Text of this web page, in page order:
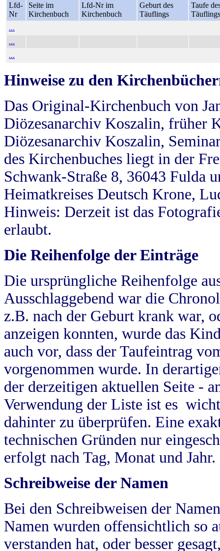
Lfd-
Nr
Seite im
Kirchenbuch
Lfd-Nr im
Kirchenbuch
Geburt des
Täuflings
Taufe
Täuflings
...
...
...
Hinweise zu den
Das Original-Kirchenbuch von
Diözesanarchiv Koszalin, früher
Diözesanarchiv Koszalin,
des Kirchenbuches liegt in der
Schwank-Straße 8, 36043 Fulda
Heimatkreises Deutsch Krone,
Hinweis: Derzeit ist das
erlaubt.
Die Reihenfolge der Einträge
Die ursprüngliche Reihenfolge
Ausschlaggebend war die
z.B. nach der Geburt krank war,
anzeigen konnten, wurde das
auch vor, dass der Taufeintrag
vorgenommen wurde. In
der derzeitigen aktuellen Seite -
Verwendung der Liste ist es
dahinter zu überprüfen. Eine
technischen Gründen nur
erfolgt nach Tag, Monat und Jahr.
Schreibweise der Namen
Bei den Schreibweisen der
Namen wurden offensichtlich so
verstanden hat, oder besser